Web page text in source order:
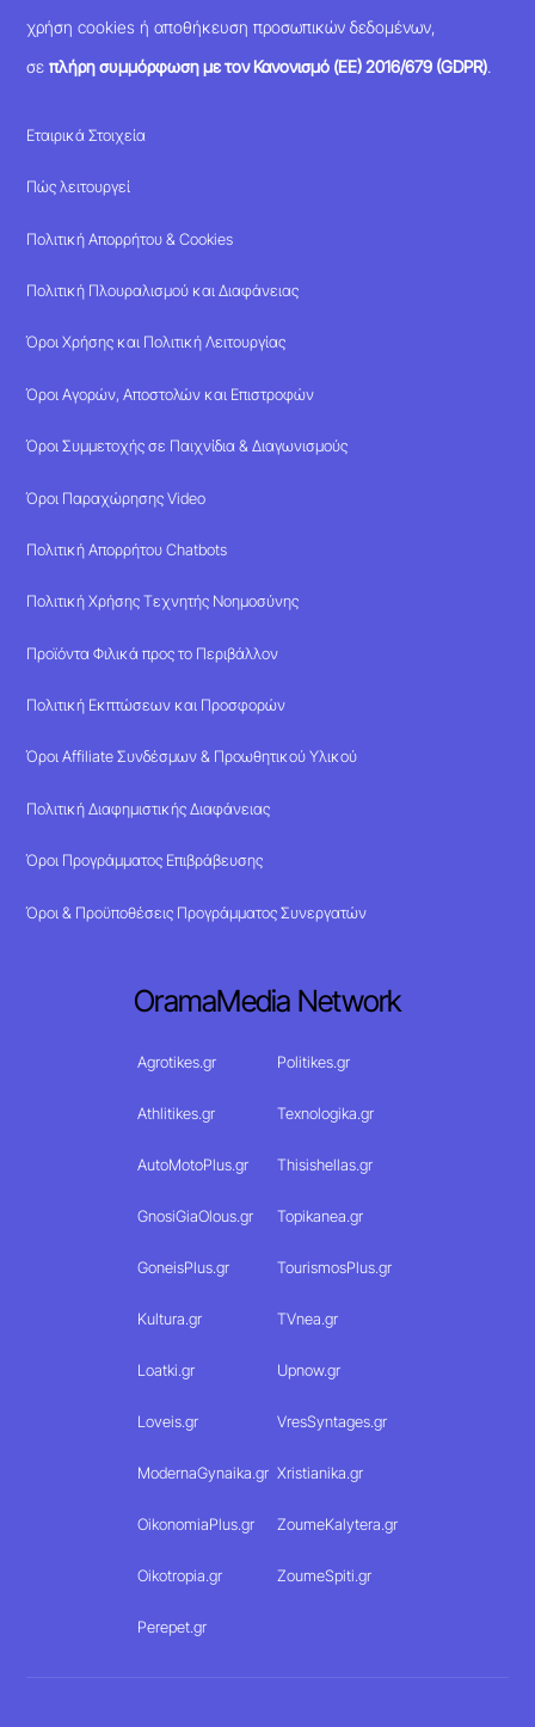
χρήση cookies ή αποθήκευση προσωπικών δεδομένων,
σεπλήρη συμμόρφωση με τον Κανονισμό (ΕΕ) 2016/679 (GDPR).
Εταιρικά Στοιχεία
Πώς λειτουργεί
Πολιτική Απορρήτου & Cookies
Πολιτική Πλουραλισμού και Διαφάνειας
Όροι Χρήσης και Πολιτική Λειτουργίας
Όροι Αγορών, Αποστολών και Επιστροφών
Όροι Συμμετοχής σε Παιχνίδια & Διαγωνισμούς
Όροι Παραχώρησης Video
Πολιτική Απορρήτου Chatbots
Πολιτική Χρήσης Τεχνητής Νοημοσύνης
Προϊόντα Φιλικά προς το Περιβάλλον
Πολιτική Εκπτώσεων και Προσφορών
Όροι Affiliate Συνδέσμων & Προωθητικού Υλικού
Πολιτική Διαφημιστικής Διαφάνειας
Όροι Προγράμματος Επιβράβευσης
Όροι & Προϋποθέσεις Προγράμματος Συνεργατών
OramaMedia Network
Agrotikes.gr Politikes.gr
Athlitikes.gr Texnologika.gr
AutoMotoPlus.gr Thisishellas.gr
GnosiGiaOlous.gr Topikanea.gr
GoneisPlus.gr TourismosPlus.gr
Kultura.gr TVnea.gr
Loatki.gr Upnow.gr
Loveis.gr VresSyntages.gr
ModernaGynaika.gr Xristianika.gr
OikonomiaPlus.gr ZoumeKalytera.gr
Oikotropia.gr ZoumeSpiti.gr
Perepet.gr